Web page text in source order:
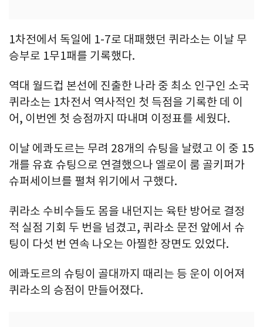
1차전에서 독일에 1-7로 대패했던 퀴라소는 이날 무
승부로 1무1패를 기록했다.
역대 월드컵 본선에 진출한 나라 중 최소 인구인 소국
퀴라소는 1차전서 역사적인 첫 득점을 기록한 데 이
어, 이번엔 첫 승점까지 따내며 이정표를 세웠다.
이날 에콰도르는 무려 28개의 슈팅을 날렸고 이 중 15
개를 유효 슈팅으로 연결했으나 엘로이 룸 골키퍼가
슈퍼세이브를 펼쳐 위기에서 구했다.
퀴라소 수비수들도 몸을 내던지는 육탄 방어로 결정
적 실점 기회 두 번을 넘겼고, 퀴라소 문전 앞에서 슈
팅이 다섯 번 연속 나오는 아찔한 장면도 있었다.
에콰도르의 슈팅이 골대까지 때리는 등 운이 이어져
퀴라소의 승점이 만들어졌다.